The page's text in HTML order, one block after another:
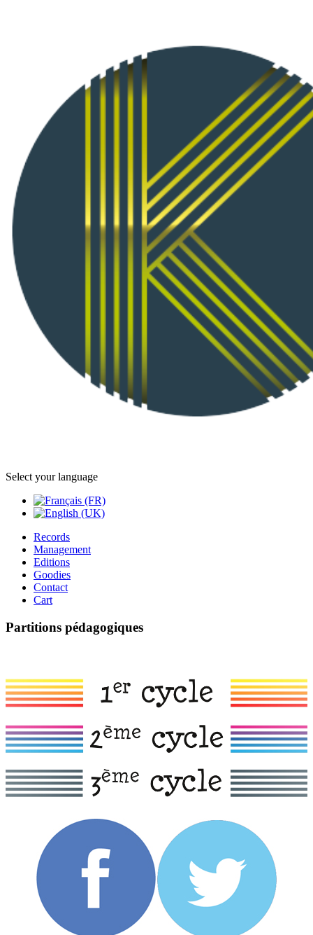
Select your language
Records
Management
Editions
Goodies
Contact
Cart
Partitions pédagogiques